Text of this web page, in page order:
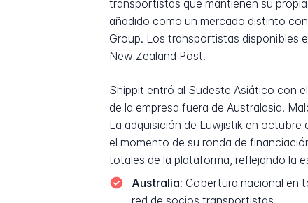
transportistas que mantienen su
añadido como un mercado distinto
Group. Los transportistas disponibles
New Zealand Post.
Shippit entró al Sudeste Asiático con
de la empresa fuera de Australasia.
La adquisición de Luwjistik en octubre
el momento de su ronda de
totales de la plataforma, reflejando la
Australia: Cobertura nacional en